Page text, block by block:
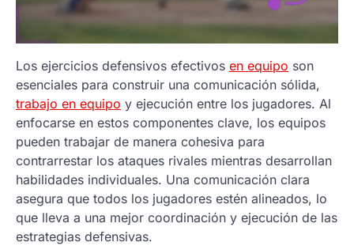
Los ejercicios defensivos efectivos en equipo son
esenciales para construir una comunicación sólida,
trabajo en equipo y ejecución entre los jugadores. Al
enfocarse en estos componentes clave, los equipos
pueden trabajar de manera cohesiva para
contrarrestar los ataques rivales mientras desarrollan
habilidades individuales. Una comunicación clara
asegura que todos los jugadores estén alineados, lo
que lleva a una mejor coordinación y ejecución de las
estrategias defensivas.